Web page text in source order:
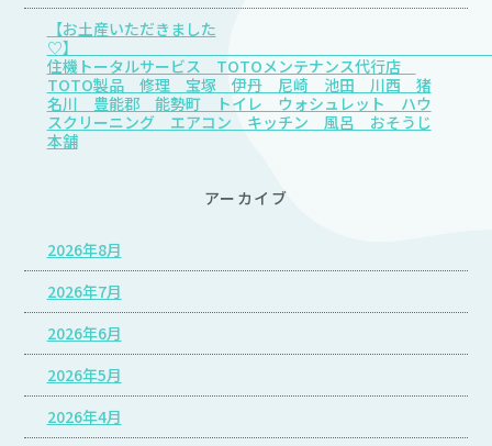
【お土産いただきました
♡
住機トータルサービス TOTOメンテナンス代行店
TOTO製品 修理 宝塚 伊丹 尼崎 池田 川西 猪
名川 豊能郡 能勢町 トイレ ウォシュレット ハウ
スクリーニング エアコン キッチン 風呂 おそうじ
本舗
アーカイブ
2026年8月
2026年7月
2026年6月
2026年5月
2026年4月